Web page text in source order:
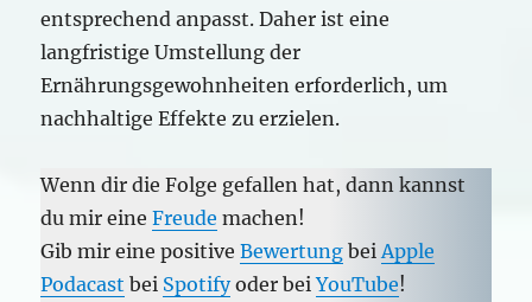
entsprechend anpasst. Daher ist eine
langfristige Umstellung der
Ernährungsgewohnheiten erforderlich, um
nachhaltige Effekte zu erzielen.
Wenn dir die Folge gefallen hat, dann kannst
du mir eineFreude machen!
Gib mir eine positiveBewertung beiApple
Podacast bei Spotifyoder beiYouTube!